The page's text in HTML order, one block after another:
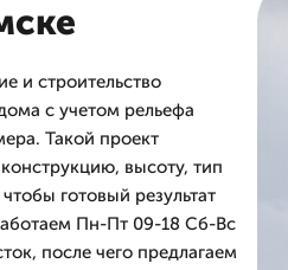
и строительство
с учетом рельефа
Такой проект
высоту, тип
готовый результат
Пн-Пт 09-18 Сб-Вс
после чего предлагаем